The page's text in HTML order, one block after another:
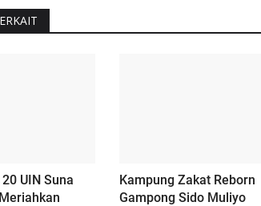
UIN Suna
Kampung Zakat Reborn
Gampong Sido Muliyo
UMMAH Ikuti Workshop
Proposal Hibah...